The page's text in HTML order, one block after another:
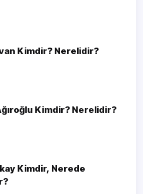
Kimdir? Nerelidir?
Kimdir? Nerelidir?
Kimdir, Nerede